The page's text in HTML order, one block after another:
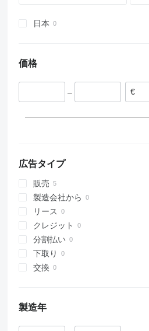
日本
価格
–
広告タイプ
販売
製造会社から
リース
クレジット
分割払い
下取り
交換
製造年